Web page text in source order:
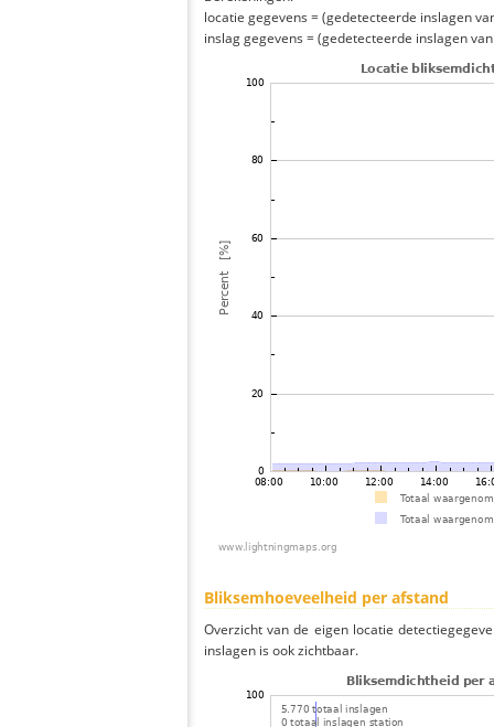
locatie gegevens = (gedetecteerde inslagen
inslag gegevens = (gedetecteerde inslagen
Bliksemhoeveelheid per afstand
Overzicht van de eigen locatie
inslagen is ook zichtbaar.